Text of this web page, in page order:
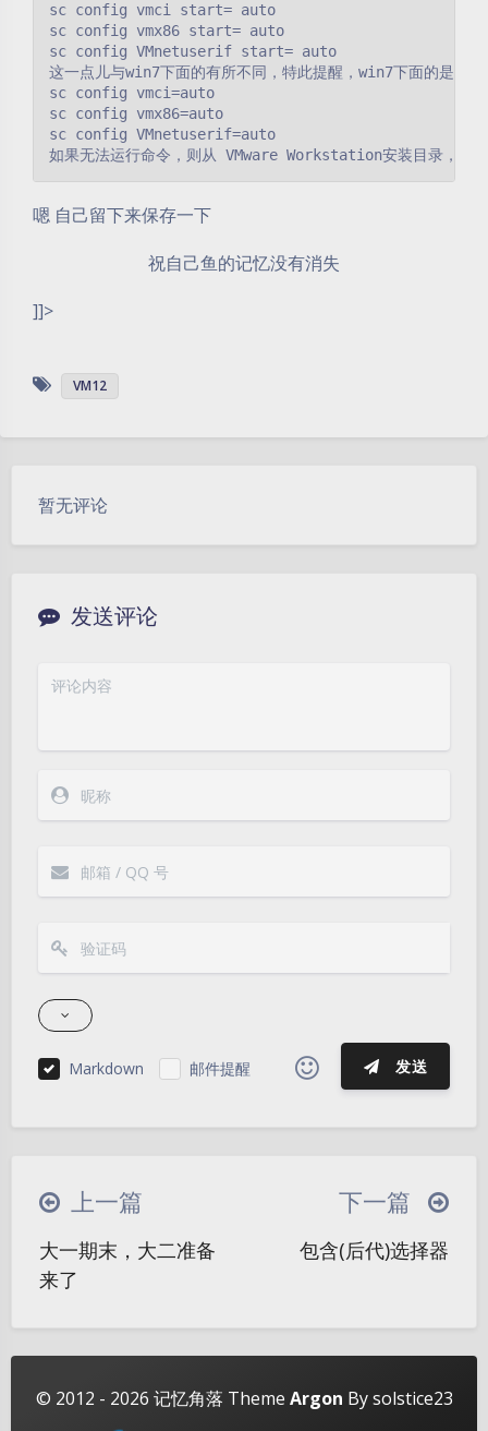
浅阴影 深阴影
关闭 日落 暗化 灰度
sc config vmci start= auto
sc config vmx86 start= auto
sc config VMnetuserif start= auto
这一点儿与win7下面的有所不同，特此提醒，win7下面的是：
sc config vmci=auto
sc config vmx86=auto
sc config VMnetuserif=auto
如果无法运行命令，则从 VMware Workstation安装目录
嗯 自己留下来保存一下
祝自己鱼的记忆没有消失
]]>
VM12
暂无评论
发送评论
Markdown 邮件提醒 发送
|´・ω・)ノ ヾ(≧∇≦*)ゝ
(☆ω☆)
∠( ᐛ 」∠)＿
୧(๑•̀⌄•́๑)૭
(ノ°ο°)ノ
(´இ皿இ｀)
(╯°A°)╯︵○○○
φ(￣∇￣o)
Σ(っ °Д °;)っ
( ,,´･ω･)ﾉ"(´っω･｀｡)
上一篇
大一期末，大二准备
来了
下一篇
包含(后代)选择器
© 2012 - 2026 记忆角落 Theme Argon By solstice23